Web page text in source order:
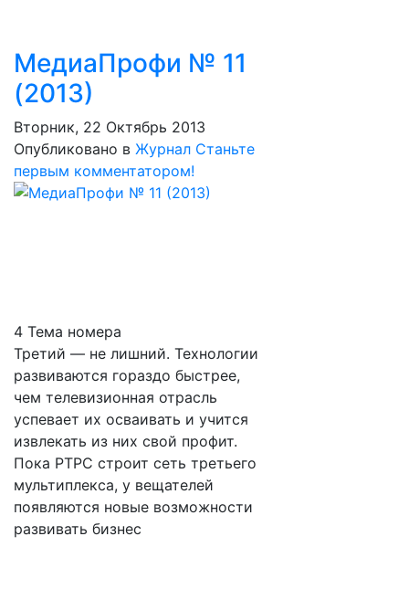
МедиаПрофи № 11
(2013)
Вторник, 22 Октябрь 2013
Опубликовано в Журнал Станьте
первым комментатором!
4 Тема номера
Третий — не лишний. Технологии
развиваются гораздо быстрее,
чем телевизионная отрасль
успевает их осваивать и учится
извлекать из них свой профит.
Пока РТРС строит сеть третьего
мультиплекса, у вещателей
появляются новые возможности
развивать бизнес